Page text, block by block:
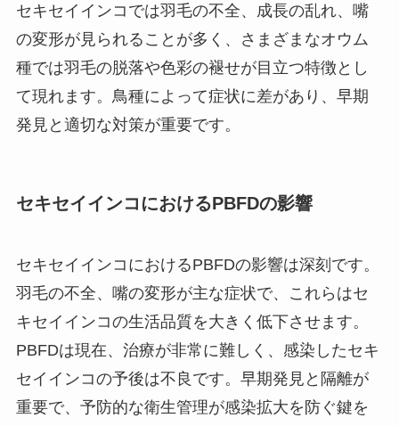
セキセイインコでは羽毛の不全、成長の乱れ、嘴
の変形が見られることが多く、さまざまなオウム
種では羽毛の脱落や色彩の褪せが目立つ特徴とし
て現れます。鳥種によって症状に差があり、早期
発見と適切な対策が重要です。
セキセイインコにおけるPBFDの影響
セキセイインコにおけるPBFDの影響は深刻です。
羽毛の不全、嘴の変形が主な症状で、これらはセ
キセイインコの生活品質を大きく低下させます。
PBFDは現在、治療が非常に難しく、感染したセキ
セイインコの予後は不良です。早期発見と隔離が
重要で、予防的な衛生管理が感染拡大を防ぐ鍵を